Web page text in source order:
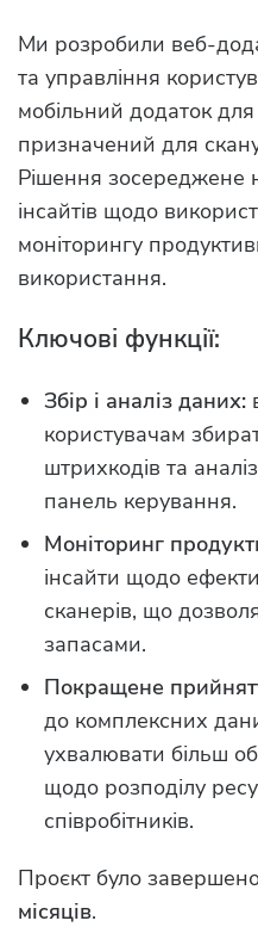
Ми розробили веб-
та управління
мобільний додаток
призначений для
Рішення зосереджене
інсайтів щодо
моніторингу
використання.
Ключові функції:
Збір і аналіз даних:
користувачам
штрихкодів та
панель керування.
Моніторинг
інсайти щодо
сканерів, що
запасами.
Покращене
до комплексних
ухвалювати більш
щодо розподілу
співробітників.
Проєкт було
місяців.